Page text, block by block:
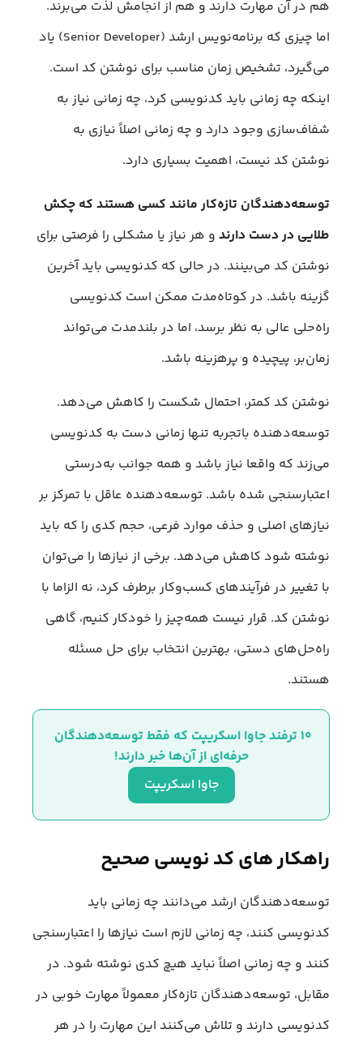
هم در آن مهارت دارند و هم از انجامش لذت می‌برند.
اما چیزی که برنامه‌نویس ارشد (Senior Developer) یاد
می‌گیرد، تشخیص زمان مناسب برای نوشتن کد است.
اینکه چه زمانی باید کدنویسی کرد، چه زمانی نیاز به
شفاف‌سازی وجود دارد و چه زمانی اصلاً نیازی به
نوشتن کد نیست، اهمیت بسیاری دارد.
توسعه‌دهندگان تازه‌کار مانند کسی هستند که چکش
طلایی در دست دارند و هر نیاز یا مشکلی را فرصتی برای
نوشتن کد می‌بینند. در حالی که کدنویسی باید آخرین
گزینه باشد. در کوتاه‌مدت ممکن است کدنویسی
راه‌حلی عالی به نظر برسد، اما در بلندمدت می‌تواند
زمان‌بر، پیچیده و پرهزینه باشد.
نوشتن کد کمتر، احتمال شکست را کاهش می‌دهد.
توسعه‌دهنده با‌تجربه تنها زمانی دست به کدنویسی
می‌زند که واقعا نیاز باشد و همه جوانب به‌درستی
اعتبارسنجی شده باشد. توسعه‌دهنده عاقل با تمرکز بر
نیازهای اصلی و حذف موارد فرعی، حجم کدی را که باید
نوشته شود کاهش می‌دهد. برخی از نیازها را می‌توان
با تغییر در فرآیندهای کسب‌وکار برطرف کرد، نه الزاما با
نوشتن کد. قرار نیست همه‌چیز را خودکار کنیم، گاهی
راه‌حل‌های دستی، بهترین انتخاب برای حل مسئله
هستند.
۱۰ ترفند جاوا اسکریپت که فقط توسعه‌دهندگان
حرفه‌ای از آن‌ها خبر دارند!
جاوا اسکریپت
راهکار های کد نویسی صحیح
توسعه‌دهندگان ارشد می‌دانند چه زمانی باید
کدنویسی کنند، چه زمانی لازم است نیازها را اعتبارسنجی
کنند و چه زمانی اصلاً نباید هیچ کدی نوشته شود. در
مقابل، توسعه‌دهندگان تازه‌کار معمولاً مهارت خوبی در
کدنویسی دارند و تلاش می‌کنند این مهارت را در هر